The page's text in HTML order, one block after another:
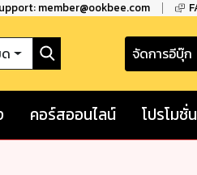
member@ookbee.com
จัดการอีบุ๊ก
คอร์สออนไลน์ โปรโมชั่น